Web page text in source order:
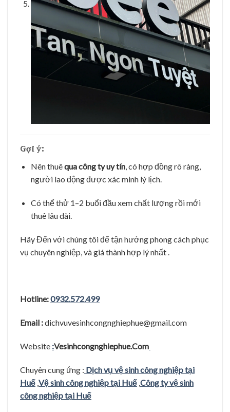
Gợi ý:
Nên thuêqua công ty uy tín, có hợp đồng rõ ràng,
người lao động được xác minh lý lịch.
Có thể thử 1–2 buổi đầu xem chất lượng rồi mới
thuê lâu dài.
Hãy Đến với chúng tôi để tận hưởng phong cách phục
vụ chuyên nghiệp, và giá thành hợp lý nhất .
Hotline:0932.572.499
Email :dichvuvesinhcongnghiephue@gmail.com
Website :Vesinhcongnghiephue.Com
Chuyên cung ứng : Dịch vụ vệ sinh công nghiệp tại
Huế ,Vệ sinh công nghiệp tại Huế ,Công ty vệ sinh
công nghiệp tại Huế